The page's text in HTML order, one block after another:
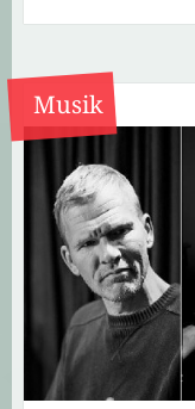
Musik